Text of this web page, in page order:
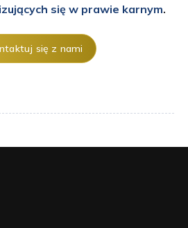
się w prawie karnym.
się z nami